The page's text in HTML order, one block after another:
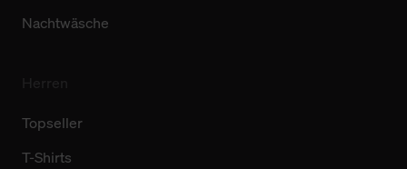
Nachtwäsche
Topseller
T-Shirts